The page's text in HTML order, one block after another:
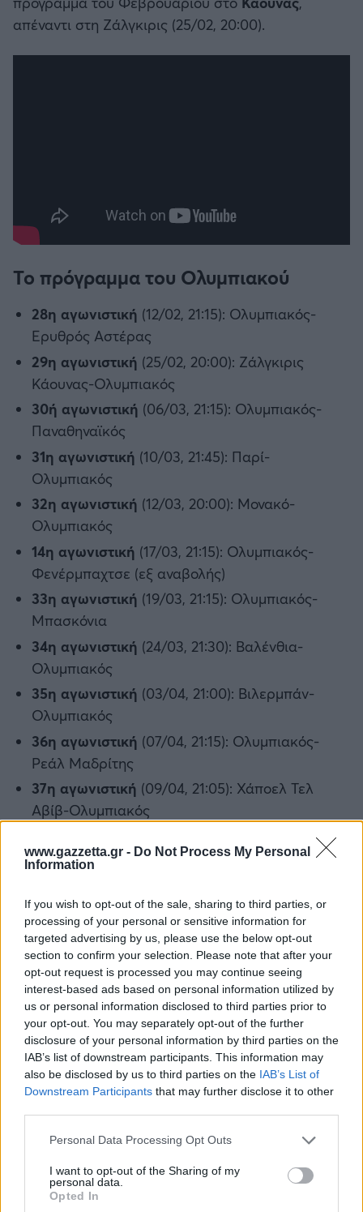
www.gazzetta.gr - Do Not Process My Personal
Information
If you wish to opt-out of the sale, sharing to third parties, or
processing of your personal or sensitive information for
targeted advertising by us, please use the below opt-out
section to confirm your selection. Please note that after your
opt-out request is processed you may continue seeing
interest-based ads based on personal information utilized by
us or personal information disclosed to third parties prior to
your opt-out. You may separately opt-out of the further
disclosure of your personal information by third parties on the
IAB’s list of downstream participants. This information may
also be disclosed by us to third parties on the IAB’s List of
Downstream Participants that may further disclose it to other
Please note that this website/app uses one or more Google
not limited to your visit or usage behaviour. You may click to
grant or deny consent to Google and its third-party tags to
use your data for below specified purposes in below Google
Personal Data Processing Opt Outs
I want to opt-out of the Sharing of my
personal data.
Opted In
απέναντι στη Ζάλγκιρις (25/02, 20:00).
Το πρόγραμμα του Ολυμπιακού
28η αγωνιστική (12/02, 21:15): Ολυμπιακός-
Ερυθρός Αστέρας
29η αγωνιστική (25/02, 20:00): Ζάλγκιρις
Κάουνας-Ολυμπιακός
30ή αγωνιστική (06/03, 21:15): Ολυμπιακός-
Παναθηναϊκός
31η αγωνιστική (10/03, 21:45): Παρί-
Ολυμπιακός
32η αγωνιστική (12/03, 20:00): Μονακό-
Ολυμπιακός
14η αγωνιστική (17/03, 21:15): Ολυμπιακός-
Φενέρμπαχτσε (εξ αναβολής)
33η αγωνιστική (19/03, 21:15): Ολυμπιακός-
Μπασκόνια
34η αγωνιστική (24/03, 21:30): Βαλένθια-
Ολυμπιακός
35η αγωνιστική (03/04, 21:00): Βιλερμπάν-
Ολυμπιακός
36η αγωνιστική (07/04, 21:15): Ολυμπιακός-
Ρεάλ Μαδρίτης
37η αγωνιστική (09/04, 21:05): Χάποελ Τελ
Αβίβ-Ολυμπιακός
(16/04, 21:15): Ολυμπιακός-
Αρμάνι Μιλάνο
Διάβασε όλα τατελευταία νέατης αθλητικής
επικαιρότητας. Μάθε για όλους τουςlive αγώνες σήμερα
και δες τιςαθλητικές μεταδόσειςτης ημέρας και της
εβδομάδας μέσα από το υπερπλήρες Πρόγραμμα TV του
Gazzetta. Ακολούθησέ μας και στοGoogle News
Euroleague: Το ψηφιακό οικοσύστημα φτάνει σε επίπεδα
ρεκόρ ενόψει του ντεμπούτου του Euroleague
Basketball+